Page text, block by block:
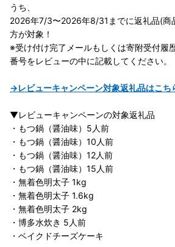
うち、
2026年7/3〜2026年8/31までに返礼品(商
方が対象！
※受け付け完了メールもしくは寄附受付履
番号をレビューの中に記載してください。
→レビューキャンペーン対象返礼品はこち
▼レビューキャンペーンの対象返礼品
・もつ鍋（醤油味）5人前
・もつ鍋（醤油味）10人前
・もつ鍋（醤油味）12人前
・もつ鍋（醤油味）15人前
・無着色明太子 1kg
・無着色明太子 1.6kg
・無着色明太子 2kg
・博多水炊き 5人前
・ベイクドチーズケーキ